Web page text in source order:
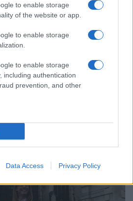
to enable storage
of the website or app.
to enable storage
to enable storage
including authentication
prevention, and other
Data Access Privacy Policy
je Irena iz Reke ljubezni